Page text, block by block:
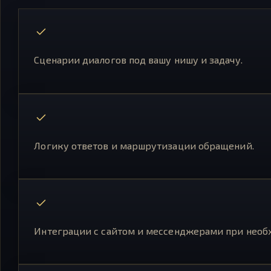
Сценарии диалогов под вашу нишу и задачу.
Логику ответов и маршрутизации обращений.
Интеграции с сайтом и мессенджерами при